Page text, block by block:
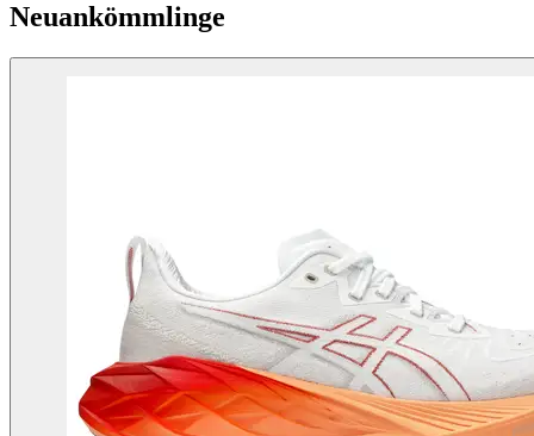
Neuankömmlinge